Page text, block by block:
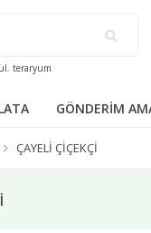
, teraryum
GÖNDERİM
ÇAYELİ ÇIÇEKÇI